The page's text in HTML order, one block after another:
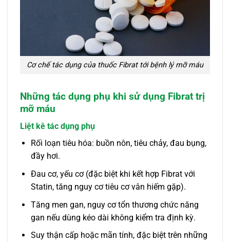
Cơ chế tác dụng của thuốc Fibrat tới bệnh lý mỡ máu
Những tác dụng phụ khi sử dụng Fibrat trị
mỡ máu
Liệt kê tác dụng phụ
Rối loạn tiêu hóa: buồn nôn, tiêu chảy, đau bụng,
đầy hơi.
Đau cơ, yếu cơ (đặc biệt khi kết hợp Fibrat với
Statin, tăng nguy cơ tiêu cơ vân hiếm gặp).
Tăng men gan, nguy cơ tổn thương chức năng
gan nếu dùng kéo dài không kiểm tra định kỳ.
Suy thận cấp hoặc mãn tính, đặc biệt trên những